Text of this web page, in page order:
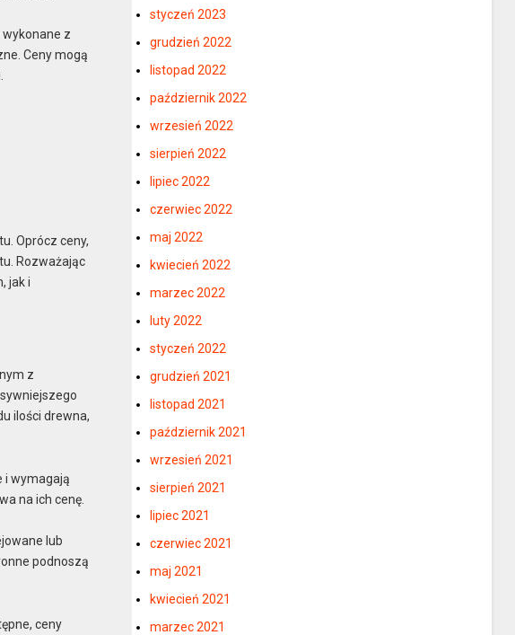
z
Ceny mogą
Oprócz ceny,
Rozważając
jak i
z
ilości drewna,
i wymagają
na ich cenę.
lub
podnoszą
ceny
styczeń 2023
grudzień 2022
listopad 2022
październik 2022
wrzesień 2022
sierpień 2022
lipiec 2022
czerwiec 2022
maj 2022
kwiecień 2022
marzec 2022
luty 2022
styczeń 2022
grudzień 2021
listopad 2021
październik 2021
wrzesień 2021
sierpień 2021
lipiec 2021
czerwiec 2021
maj 2021
kwiecień 2021
marzec 2021